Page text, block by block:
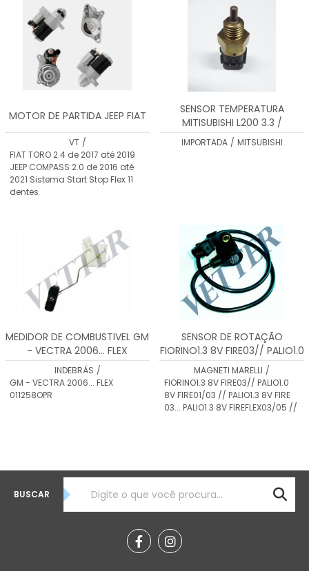
MOTOR DE PARTIDA JEEP FIAT
VT /
FIAT TORO 2.4 de 2017 até 2019
JEEP COMPASS 2.0 de 2016 até
2021 Sistema Start Stop Flex 11
dentes
SENSOR TEMPERATURA
MITISUBISHI L200 3.3 /
VTST0060
IMPORTADA / MITSUBISHI
MEDIDOR DE COMBUSTIVEL GM
- VECTRA 2006... FLEX
011258OPR
INDEBRÁS /
GM - VECTRA 2006... FLEX
011258OPR
SENSOR DE ROTAÇÃO
FIORINO1.3 8V FIRE03// PALIO1.0
8V FIRE01/03 // PALIO1.3 8V FIRE
03... SRM0001
MAGNETI MARELLI /
FIORINO1.3 8V FIRE03// PALIO1.0
8V FIRE01/03 // PALIO1.3 8V FIRE
03... PALIO1.3 8V FIREFLEX03/05 //
BUSCAR